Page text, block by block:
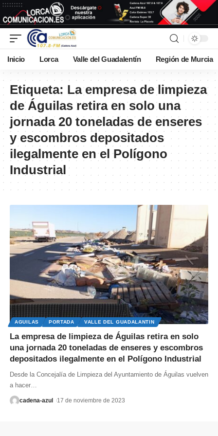
Inicio Lorca Valle del Guadalentín Región de Murcia
Etiqueta: La empresa de limpieza
de Águilas retira en solo una
jornada 20 toneladas de enseres
y escombros depositados
ilegalmente en el Polígono
Industrial
AGUILAS PORTADA VALLE DEL GUADALANTIN
La empresa de limpieza de Águilas retira en solo
una jornada 20 toneladas de enseres y escombros
depositados ilegalmente en el Polígono Industrial
Desde la Concejalía de Limpieza del Ayuntamiento de Águilas vuelven
a hacer
cadena-azul 17 de noviembre de 2023